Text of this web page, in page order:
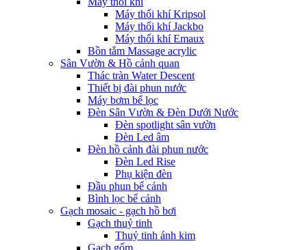
Máy thổi khí Kripsol
Máy thổi khí Jackbo
Máy thổi khí Emaux
Bồn tắm Massage acrylic
Sân Vườn & Hồ cảnh quan
Thác tràn Water Descent
Thiết bị đài phun nước
Máy bơm bể lọc
Đèn Sân Vườn & Đèn Dưới Nước
Đèn spotlight sân vườn
Đèn Led âm
Đèn hồ cảnh đài phun nước
Đèn Led Rise
Phụ kiện đèn
Đầu phun bể cảnh
Bình lọc bể cảnh
Gạch mosaic - gạch hồ bơi
Gạch thuỷ tinh
Thuỷ tinh ánh kim
Gạch gốm